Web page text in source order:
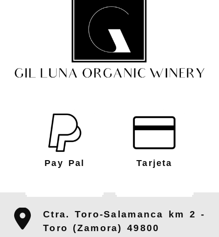
Pay Pal Tarjeta
Ctra. Toro-Salamanca km 2 -
Toro (Zamora) 49800